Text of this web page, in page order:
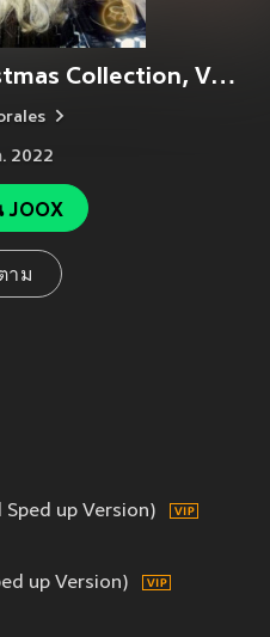
Sped Up Nation Christmas Collection, Vol. 4
2022
JOOX
าม
up Version)
up Version)